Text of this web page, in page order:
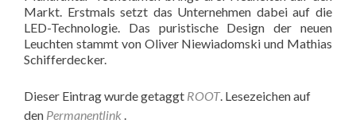
Markt. Erstmals setzt das Unternehmen dabei auf die
LED-Technologie. Das puristische Design der neuen
Leuchten stammt von Oliver Niewiadomski und Mathias
Schifferdecker.
Dieser Eintrag wurde getaggt ROOT. Lesezeichen auf
den Permanentlink .